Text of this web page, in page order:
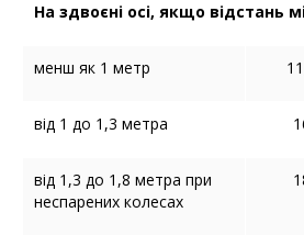
На здвоєні осі, якщо відстань
менш як 1 метр
від 1 до 1,3 метра
від 1,3 до 1,8 метра при
неспарених колесах